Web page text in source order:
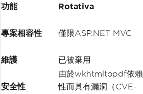
功能 Rotativa
專案相容性 僅限ASP.NET MVC
維護
已被棄用
安全性
由於wkhtmltopdf依賴
性而具有漏洞（CVE-